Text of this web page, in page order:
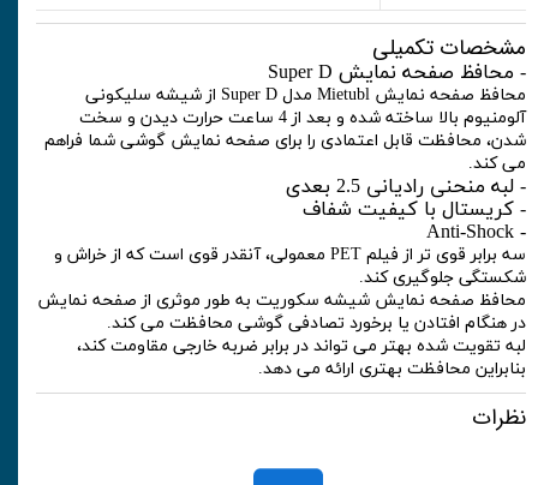
مشخصات تکمیلی
- محافظ صفحه نمایش Super D
محافظ صفحه نمایش Mietubl مدل Super D از شیشه سلیکونی
آلومنیوم بالا ساخته شده و بعد از 4 ساعت حرارت دیدن و سخت
شدن، محافظت قابل اعتمادی را برای صفحه نمایش گوشی شما فراهم
می کند.
- لبه منحنی رادیانی 2.5 بعدی
- کریستال با کیفیت شفاف
- Anti-Shock
سه برابر قوی تر از فیلم PET معمولی، آنقدر قوی است که از خراش و
شکستگی جلوگیری کند.
محافظ صفحه نمایش شیشه سکوریت به طور موثری از صفحه نمایش
در هنگام افتادن یا برخورد تصادفی گوشی محافظت می کند.
لبه تقویت شده بهتر می تواند در برابر ضربه خارجی مقاومت کند،
بنابراین محافظت بهتری ارائه می دهد.
نظرات